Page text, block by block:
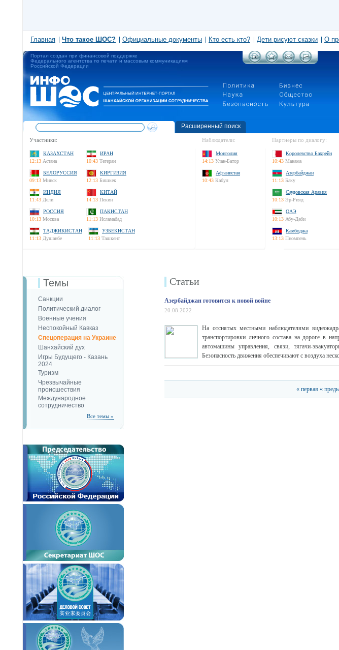
Главная Что такое ШОС? Официальные документы Кто есть кто? Дети рисуют сказки О
Портал создан при финансовой поддержке
Федерального агентства по печати и массовым коммуникациям
Российской Федерации
Расширенный поиск
Участники:
КАЗАХСТАН
12:13 Астана
ИРАН
10:43 Тегеран
БЕЛОРУССИЯ
09:13 Минск
КИРГИЗИЯ
12:13 Бишкек
ИНДИЯ
11:43 Дели
КИТАЙ
14:13 Пекин
РОССИЯ
10:13 Москва
ПАКИСТАН
11:13 Исламабад
ТАДЖИКИСТАН
11:13 Душанбе
УЗБЕКИСТАН
11:13 Ташкент
Наблюдатели:
Монголия
14:13 Улан-Батор
Афганистан
10:43 Кабул
Партнеры по диалогу:
Королевство Бахрейн
10:43 Манама
Азербайджан
11:13 Баку
Саудовская Аравия
10:13 Эр-Рияд
ОАЭ
10:13 Абу-Даби
Камбоджа
13:13 Пномпень
Темы
Санкции
Политический диалог
Военные учения
Неспокойный Кавказ
Спецоперация на Украине
Шанхайский дух
Игры Будущего - Казань
2024
Туризм
Чрезвычайные
происшествия
Международное
сотрудничество
Все темы »
Статьи
Азербайджан готовится к новой войне
20.08.2022
На отснятых местными наблюдателями
транспортировки личного состава на дороге в
автомашины управления, связи, тягачи-
Безопасность движения обеспечивают с воздуха
« первая «